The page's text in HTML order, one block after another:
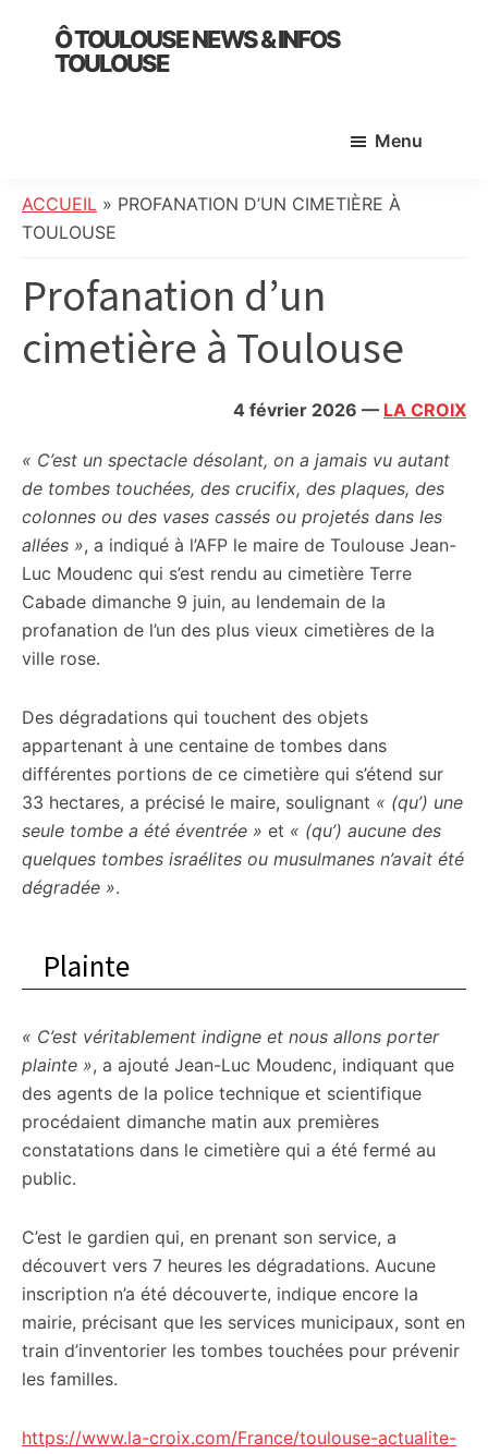
primary
Ô TOULOUSE NEWS & INFOS
TOULOUSE
:
info
société,
culture,
politique,
et
initiatives
citoyennes
Menu
ACCUEIL » PROFANATION D’UN CIMETIÈRE À
TOULOUSE
Profanation d’un
cimetière à Toulouse
4 février 2026 — LA CROIX
« C’est un spectacle désolant, on a jamais vu autant
de tombes touchées, des crucifix, des plaques, des
colonnes ou des vases cassés ou projetés dans les
allées », a indiqué à l’AFP le maire de Toulouse Jean-
Luc Moudenc qui s’est rendu au cimetière Terre
Cabade dimanche 9 juin, au lendemain de la
profanation de l’un des plus vieux cimetières de la
ville rose.
Des dégradations qui touchent des objets
appartenant à une centaine de tombes dans
différentes portions de ce cimetière qui s’étend sur
33 hectares, a précisé le maire, soulignant « (qu’) une
seule tombe a été éventrée » et « (qu’) aucune des
quelques tombes israélites ou musulmanes n’avait été
dégradée ».
Plainte
« C’est véritablement indigne et nous allons porter
plainte », a ajouté Jean-Luc Moudenc, indiquant que
des agents de la police technique et scientifique
procédaient dimanche matin aux premières
constatations dans le cimetière qui a été fermé au
public.
C’est le gardien qui, en prenant son service, a
découvert vers 7 heures les dégradations. Aucune
inscription n’a été découverte, indique encore la
mairie, précisant que les services municipaux, sont en
train d’inventorier les tombes touchées pour prévenir
les familles.
https://www.la-croix.com/France/toulouse-actualite-